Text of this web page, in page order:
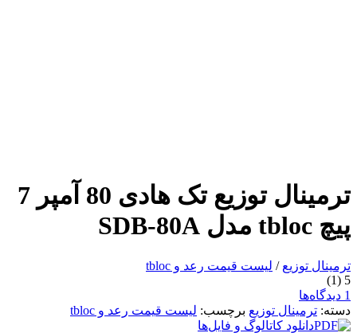
ترمینال توزیع تک هادی 80 آمپر 7
پیچ tbloc مدل SDB-80A
ترمینال توزیع / لیست قیمت رعد و tbloc
5
(1)
1 دیدگاه‌ها
دسته: ترمینال توزیع برچسب: لیست قیمت رعد و tbloc
دانلود کاتالوگ و فایل‌ها